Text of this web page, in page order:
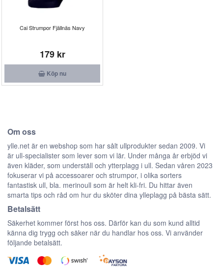
Cai Strumpor Fjällnäs Navy
179 kr
Köp nu
Om oss
ylle.net är en webshop som har sålt ullprodukter sedan 2009. Vi
är ull-specialister som lever som vi lär. Under många år erbjöd vi
även kläder, som underställ och ytterplagg i ull. Sedan våren 2023
fokuserar vi på accessoarer och strumpor, i olika sorters
fantastisk ull, bla. merinoull som är helt kli-fri. Du hittar även
smarta tips och råd om hur du sköter dina ylleplagg på bästa sätt.
Betalsätt
Säkerhet kommer först hos oss. Därför kan du som kund alltid
känna dig trygg och säker när du handlar hos oss. Vi använder
följande betalsätt.